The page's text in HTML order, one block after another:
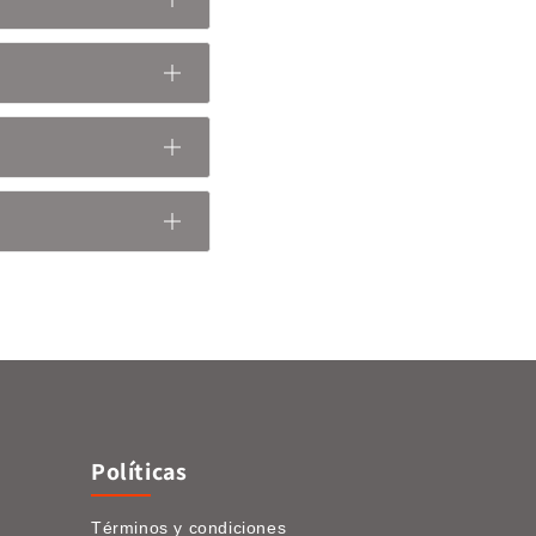
Políticas
Términos y condiciones